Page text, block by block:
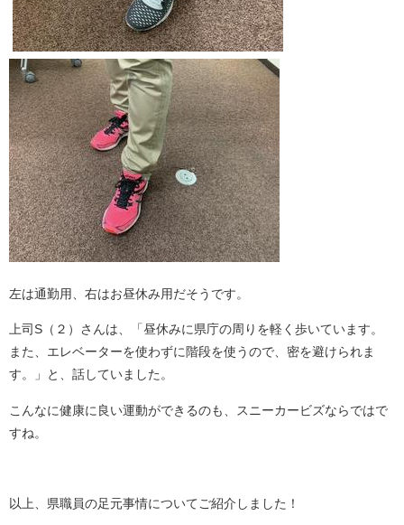
左は通勤用、右はお昼休み用だそうです。
上司S（２）さんは、「昼休みに県庁の周りを軽く歩いています。
また、エレベーターを使わずに階段を使うので、密を避けられま
す。」と、話していました。
こんなに健康に良い運動ができるのも、スニーカービズならではで
すね。
以上、県職員の足元事情についてご紹介しました！